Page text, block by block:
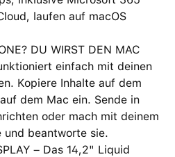
laufen auf macOS
DU WIRST DEN MAC
einfach mit deinen
Kopiere Inhalte auf dem
dem Mac ein. Sende in
oder mach mit deinem
und beantworte sie.
– Das 14,2" Liquid